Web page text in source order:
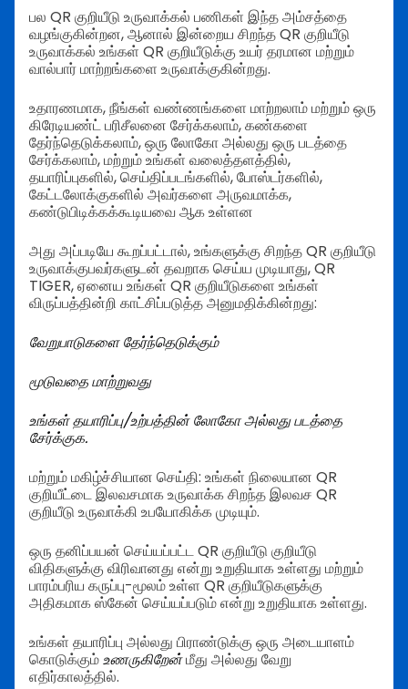
பல QR குறியீடு உருவாக்கல் பணிகள் இந்த அம்சத்தை
வழங்குகின்றன, ஆனால் இன்றைய சிறந்த QR குறியீடு
உருவாக்கல் உங்கள் QR குறியீடுக்கு உயர் தரமான மற்றும்
வால்பார் மாற்றங்களை உருவாக்குகின்றது.
உதாரணமாக, நீங்கள் வண்ணங்களை மாற்றலாம் மற்றும் ஒரு
கிரேடியண்ட் பரிசீலனை சேர்க்கலாம், கண்களை
தேர்ந்தெடுக்கலாம், ஒரு லோகோ அல்லது ஒரு படத்தை
சேர்க்கலாம், மற்றும் உங்கள் வலைத்தளத்தில்,
தயாரிப்புகளில், செய்திப்படங்களில், போஸ்டர்களில்,
கேட்டலோக்குகளில் அவர்களை அருவமாக்க,
கண்டுபிடிக்கக்கூடியவை ஆக உள்ளன
அது அப்படியே கூறப்பட்டால், உங்களுக்கு சிறந்த QR குறியீடு
உருவாக்குபவர்களுடன் தவறாக செய்ய முடியாது, QR
TIGER, ஏனைய உங்கள் QR குறியீடுகளை உங்கள்
விருப்பத்தின்றி காட்சிப்படுத்த அனுமதிக்கின்றது:
வேறுபாடுகளை தேர்ந்தெடுக்கும்
மூடுவதை மாற்றுவது
உங்கள் தயாரிப்பு/உற்பத்தின் லோகோ அல்லது படத்தை
சேர்க்குக.
மற்றும் மகிழ்ச்சியான செய்தி: உங்கள் நிலையான QR
குறியீட்டை இலவசமாக உருவாக்க சிறந்த இலவச QR
குறியீடு உருவாக்கி உபயோகிக்க முடியும்.
ஒரு தனிப்பயன் செய்யப்பட்ட QR குறியீடு குறியீடு
விதிகளுக்கு விரிவானது என்று உறுதியாக உள்ளது மற்றும்
பாரம்பரிய கருப்பு-மூலம் உள்ள QR குறியீடுகளுக்கு
அதிகமாக ஸ்கேன் செய்யப்படும் என்று உறுதியாக உள்ளது.
உங்கள் தயாரிப்பு அல்லது பிராண்டுக்கு ஒரு அடையாளம்
கொடுக்கும்உணருகிறேன்மீது அல்லது வேறு
எதிர்காலத்தில்.